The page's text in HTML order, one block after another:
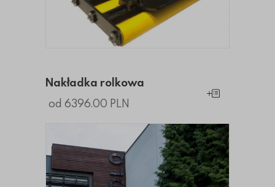
Nakładka rolkowa
od 6396.00 PLN
Dodaj do